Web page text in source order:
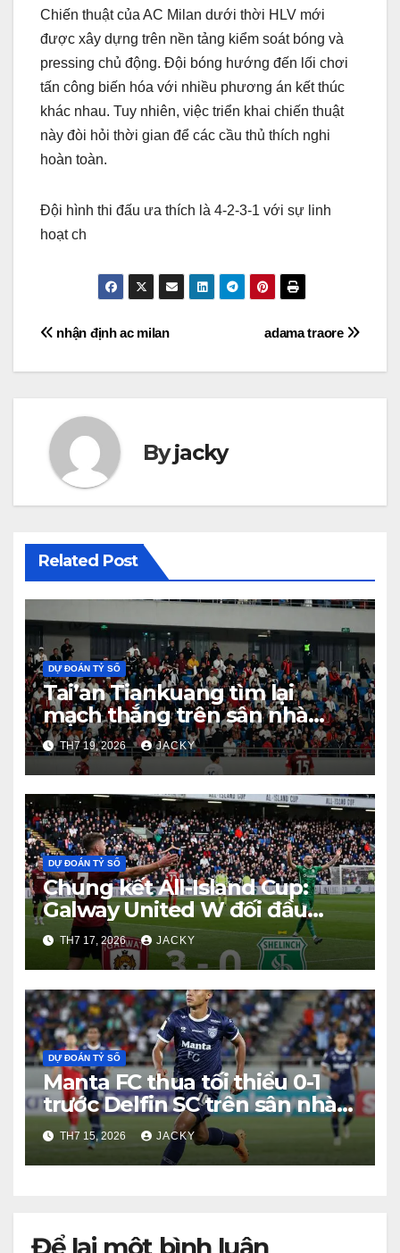
Chiến thuật của AC Milan dưới thời HLV mới
được xây dựng trên nền tảng kiểm soát bóng và
pressing chủ động. Đội bóng hướng đến lối chơi
tấn công biến hóa với nhiều phương án kết thúc
khác nhau. Tuy nhiên, việc triển khai chiến thuật
này đòi hỏi thời gian để các cầu thủ thích nghi
hoàn toàn.
Đội hình thi đấu ưa thích là 4-2-3-1 với sự linh
hoạt ch
Điều
hướng
bài
viết
adama traore
nhận định ac milan
Byjacky
Related Post
DỰ ĐOÁN TỶ SỐ
Tai’an Tiankuang tìm lại
mạch thắng trên sân nhà
Taishan
TH7 19, 2026 JACKY
DỰ ĐOÁN TỶ SỐ
Chung kết All-Island Cup:
Galway United W đối đầu
Shelbourne W
TH7 17, 2026 JACKY
DỰ ĐOÁN TỶ SỐ
Manta FC thua tối thiểu 0-1
trước Delfin SC trên sân nhà
Estadio Jocay
TH7 15, 2026 JACKY
Để lại một bình luận